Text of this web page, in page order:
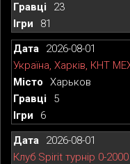
23
81
2026-08-01
Україна, Харків, КНТ
Харьков
5
6
2026-08-01
Клуб Spirit турнір 0-2000